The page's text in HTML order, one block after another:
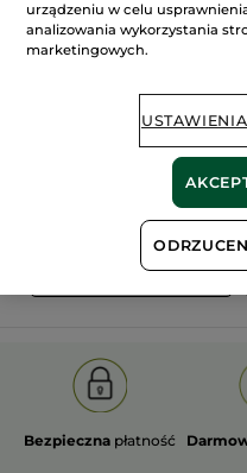
roślinne
Pokaż więcej
OLD PRODUCT LINE
Bezpieczna płatność
urządzeniu w celu
analizowania wykorzystania
marketingowych.